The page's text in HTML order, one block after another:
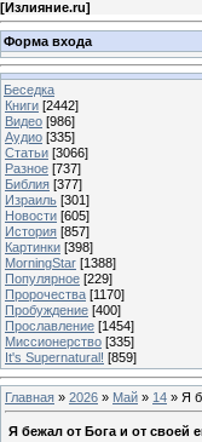
[Излияние.ru]
Форма входа
Беседка
Книги [2442]
Видео [986]
Аудио [335]
Статьи [3066]
Разное [737]
Библия [377]
Израиль [301]
Новости [605]
История [857]
Картинки [398]
MorningStar [1388]
Популярное [229]
Пророчества [1170]
Пробуждение [400]
Прославление [1454]
Миссионерство [335]
It's Supernatural! [859]
Главная » 2026 » Май » 14 » Я
Я бежал от Бога и от своей